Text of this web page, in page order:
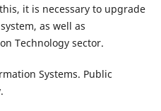
it is necessary to upgrade
as well as
Technology sector.
Systems. Public